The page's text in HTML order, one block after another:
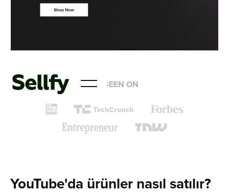
AS SEEN ON
YouTube'da ürünler nasıl satılır?